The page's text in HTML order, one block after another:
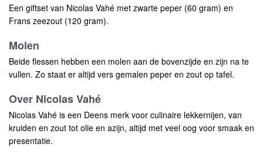
Een giftset van Nicolas Vahé met zwarte peper (60 gram) en
Frans zeezout (120 gram).
Molen
Beide flessen hebben een molen aan de bovenzijde en zijn na te
vullen. Zo staat er altijd vers gemalen peper en zout op tafel.
Over Nicolas Vahé
Nicolas Vahé is een Deens merk voor culinaire lekkernijen, van
kruiden en zout tot olie en azijn, altijd met veel oog voor smaak en
presentatie.